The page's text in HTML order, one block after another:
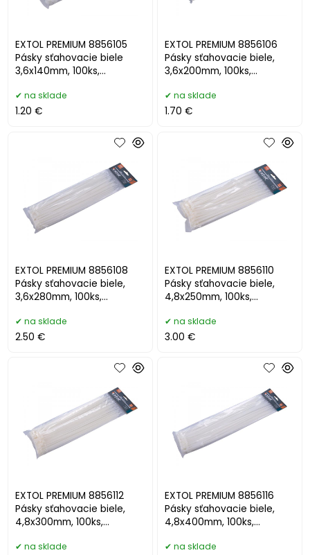
EXTOL PREMIUM 8856105
Pásky sťahovacie biele
3,6x140mm, 100ks,
na sklade
1.20 €
EXTOL PREMIUM 8856106
Pásky sťahovacie biele,
3,6x200mm, 100ks,
na sklade
1.70 €
EXTOL PREMIUM 8856108
Pásky sťahovacie biele,
3,6x280mm, 100ks,
na sklade
2.50 €
EXTOL PREMIUM 8856110
Pásky sťahovacie biele,
4,8x250mm, 100ks,
na sklade
3.00 €
EXTOL PREMIUM 8856112
Pásky sťahovacie biele,
4,8x300mm, 100ks,
na sklade
EXTOL PREMIUM 8856116
Pásky sťahovacie biele,
4,8x400mm, 100ks,
na sklade